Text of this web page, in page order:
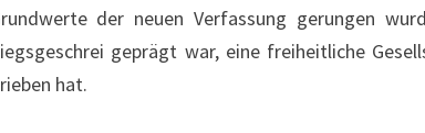
der neuen Verfassung gerungen
geprägt war, eine freiheitliche
hat.